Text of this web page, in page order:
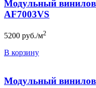
Модульный
AF7003VS
5200 руб./м2
В корзину
Модульный